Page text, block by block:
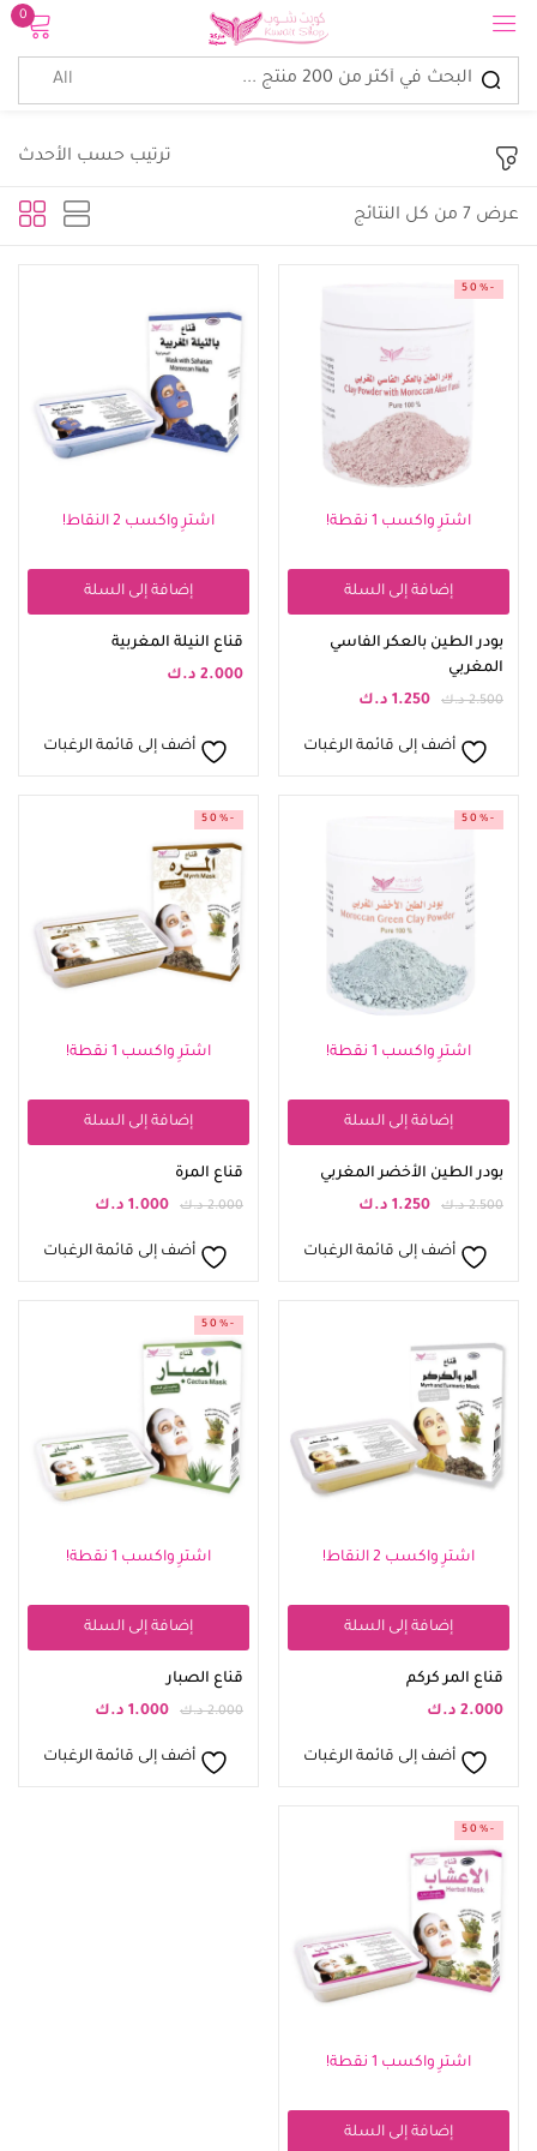
0
عرض ⁦7⁩ من كل النتائج
ترتيب حسب الأحدث
اشترِ واكسب 1 نقطة!
إضافة إلى السلة
-50%
بودر الطين بالعكر الفاسي
المغربي
2.500 د.ك 1.250 د.ك
أضف إلى قائمة الرغبات
اشترِ واكسب 2 النقاط!
إضافة إلى السلة
قناع النيلة المغربية
2.000 د.ك
أضف إلى قائمة الرغبات
اشترِ واكسب 1 نقطة!
إضافة إلى السلة
-50%
بودر الطين الأخضر المغربي
2.500 د.ك 1.250 د.ك
أضف إلى قائمة الرغبات
اشترِ واكسب 1 نقطة!
إضافة إلى السلة
-50%
قناع المرة
2.000 د.ك 1.000 د.ك
أضف إلى قائمة الرغبات
اشترِ واكسب 2 النقاط!
إضافة إلى السلة
قناع المر كركم
2.000 د.ك
أضف إلى قائمة الرغبات
اشترِ واكسب 1 نقطة!
إضافة إلى السلة
-50%
قناع الصبار
2.000 د.ك 1.000 د.ك
أضف إلى قائمة الرغبات
اشترِ واكسب 1 نقطة!
إضافة إلى السلة
-50%
تسجيل الدخول
إنشاء حساب